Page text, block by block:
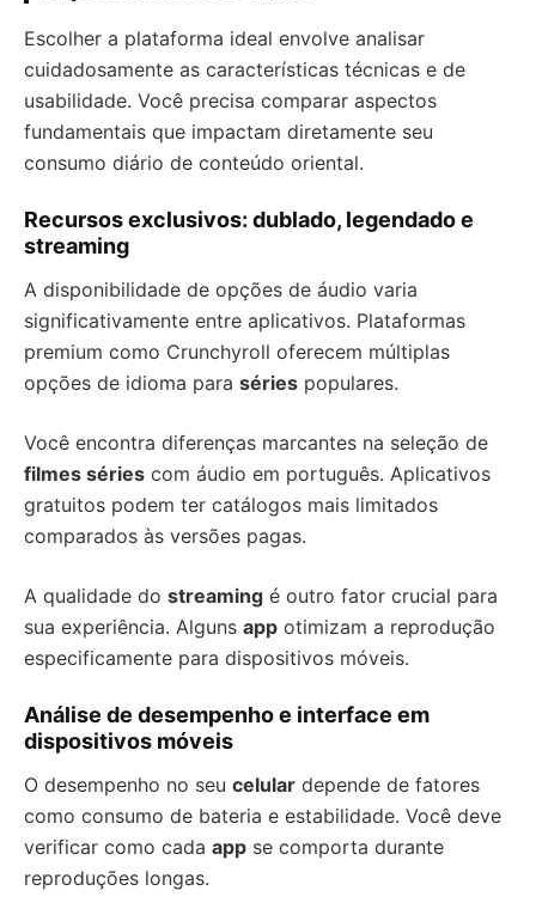
Escolher a plataforma ideal envolve analisar
cuidadosamente as características técnicas e de
usabilidade. Você precisa comparar aspectos
fundamentais que impactam diretamente seu
consumo diário de conteúdo oriental.
Recursos exclusivos: dublado, legendado e
streaming
A disponibilidade de opções de áudio varia
significativamente entre aplicativos. Plataformas
premium como Crunchyroll oferecem múltiplas
opções de idioma para séries populares.
Você encontra diferenças marcantes na seleção de
filmes séries com áudio em português. Aplicativos
gratuitos podem ter catálogos mais limitados
comparados às versões pagas.
A qualidade do streaming é outro fator crucial para
sua experiência. Alguns app otimizam a reprodução
especificamente para dispositivos móveis.
Análise de desempenho e interface em
dispositivos móveis
O desempenho no seu celular depende de fatores
como consumo de bateria e estabilidade. Você deve
verificar como cada app se comporta durante
reproduções longas.